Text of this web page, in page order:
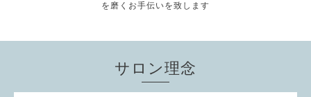
を磨くお手伝いを致します
サロン理念